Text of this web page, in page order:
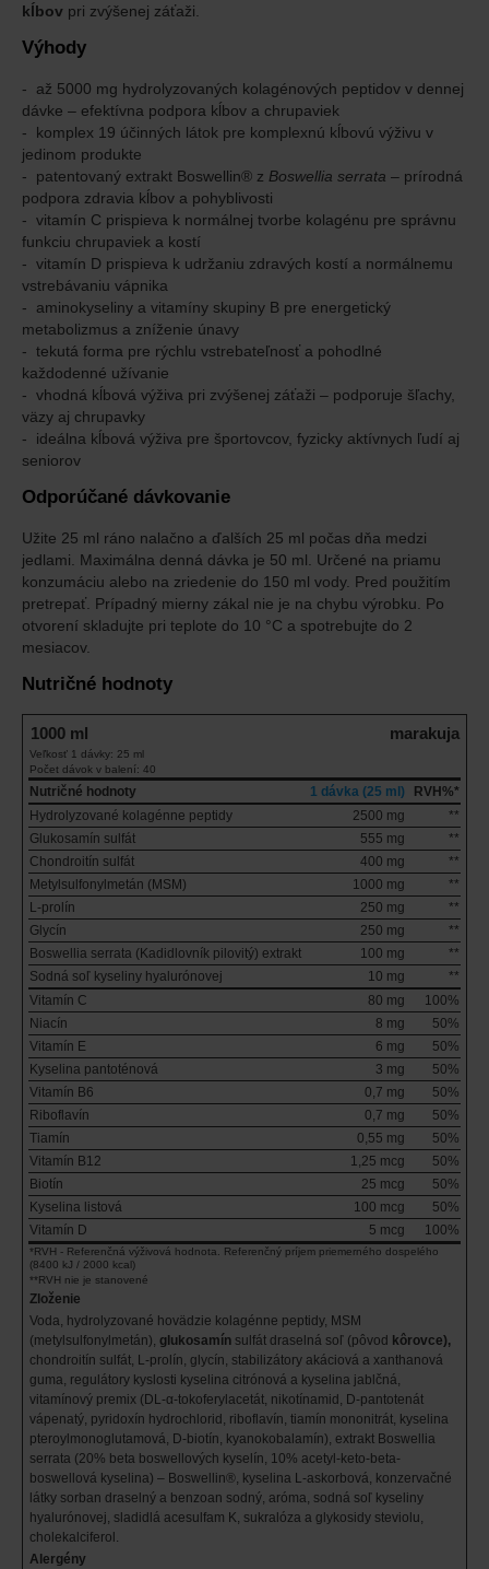
kĺbov pri zvýšenej záťaži.
Výhody
až 5000 mg hydrolyzovaných kolagénových peptidov v dennej
dávke – efektívna podpora kĺbov a chrupaviek
komplex 19 účinných látok pre komplexnú kĺbovú výživu v
jedinom produkte
patentovaný extrakt Boswellin® z Boswellia serrata – prírodná
podpora zdravia kĺbov a pohyblivosti
vitamín C prispieva k normálnej tvorbe kolagénu pre správnu
funkciu chrupaviek a kostí
vitamín D prispieva k udržaniu zdravých kostí a normálnemu
vstrebávaniu vápnika
aminokyseliny a vitamíny skupiny B pre energetický
metabolizmus a zníženie únavy
tekutá forma pre rýchlu vstrebateľnosť a pohodlné
každodenné užívanie
vhodná kĺbová výživa pri zvýšenej záťaži – podporuje šľachy,
väzy aj chrupavky
ideálna kĺbová výživa pre športovcov, fyzicky aktívnych ľudí aj
seniorov
Odporúčané dávkovanie
Užite 25 ml ráno nalačno a ďalších 25 ml počas dňa medzi
jedlami. Maximálna denná dávka je 50 ml. Určené na priamu
konzumáciu alebo na zriedenie do 150 ml vody. Pred použitím
pretrepať. Prípadný mierny zákal nie je na chybu výrobku. Po
otvorení skladujte pri teplote do 10 °C a spotrebujte do 2
mesiacov.
Nutričné hodnoty
1000 ml marakuja
Veľkosť 1 dávky: 25 ml
Počet dávok v balení: 40
Nutričné hodnoty 1 dávka (25 ml)
RVH%*
Hydrolyzované kolagénne peptidy
2500 mg
**
Glukosamín sulfát
555 mg
**
Chondroitín sulfát
400 mg
**
Metylsulfonylmetán (MSM)
1000 mg
**
L-prolín
250 mg
**
Glycín
250 mg
**
Boswellia serrata (Kadidlovník pilovitý) extrakt
100 mg
**
Sodná soľ kyseliny hyalurónovej
10 mg
**
Vitamín C
80 mg
100%
Niacín
8 mg
50%
Vitamín E
6 mg
50%
Kyselina pantoténová
3 mg
50%
Vitamín B6
0,7 mg
50%
Riboflavín
0,7 mg
50%
Tiamín
0,55 mg
50%
Vitamín B12
1,25 mcg
50%
Biotín
25 mcg
50%
Kyselina listová
100 mcg
50%
Vitamín D
5 mcg 100%
*RVH - Referenčná výživová hodnota. Referenčný príjem priemerného dospelého
(8400 kJ / 2000 kcal)
**RVH nie je stanovené
Zloženie
Voda, hydrolyzované hovädzie kolagénne peptidy, MSM
(metylsulfonylmetán),glukosamín sulfát draselná soľ (pôvod kôrovce),
chondroitín sulfát, L-prolín, glycín, stabilizátory akáciová a xanthanová
guma, regulátory kyslosti kyselina citrónová a kyselina jablčná,
vitamínový premix (DL-α-tokoferylacetát, nikotínamid, D-pantotenát
vápenatý, pyridoxín hydrochlorid, riboflavín, tiamín mononitrát, kyselina
pteroylmonoglutamová, D-biotín, kyanokobalamín), extrakt Boswellia
serrata (20% beta boswellových kyselín, 10% acetyl-keto-beta-
boswellová kyselina) – Boswellin®, kyselina L-askorbová, konzervačné
látky sorban draselný a benzoan sodný, aróma, sodná soľ kyseliny
hyalurónovej, sladidlá acesulfam K, sukralóza a glykosidy steviolu,
cholekalciferol.
Alergény